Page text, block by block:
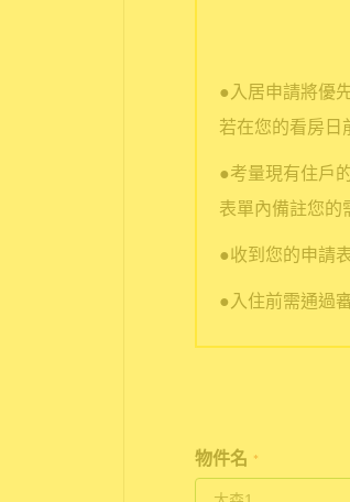
●入居申請將優
若在您的看房日
●考量現有住戶
表單內備註您的
●收到您的申請
●入住前需通過
物件名 *